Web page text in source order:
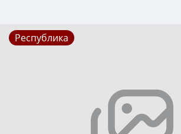
Республика